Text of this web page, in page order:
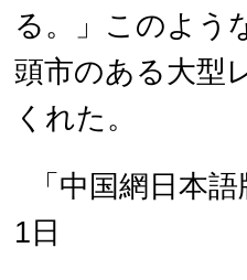
る。」このよう
頭市のある大型
くれた。
「中国網日本
1日